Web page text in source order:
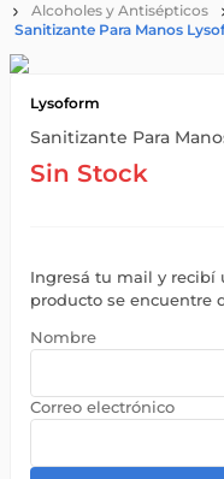
Alcoholes y Antisépticos
Sanitizante Para Manos
Lysoform
Sanitizante Para
Sin Stock
Ingresá tu mail y recibí
producto se encuentre